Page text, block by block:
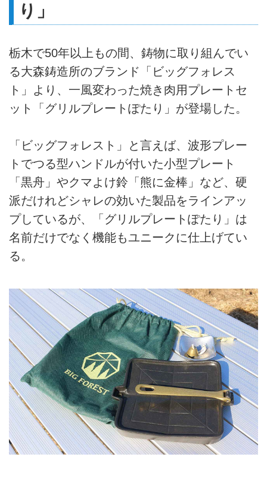
り」
栃木で50年以上もの間、鋳物に取り組んでい
る大森鋳造所のブランド「ビッグフォレス
ト」より、一風変わった焼き肉用プレートセ
ット「グリルプレートぽたり」が登場した。
「ビッグフォレスト」と言えば、波形プレー
トでつる型ハンドルが付いた小型プレート
「黒舟」やクマよけ鈴「熊に金棒」など、硬
派だけれどシャレの効いた製品をラインアッ
プしているが、「グリルプレートぽたり」は
名前だけでなく機能もユニークに仕上げてい
る。